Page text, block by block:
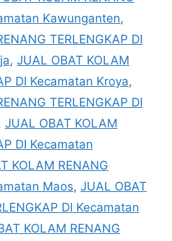
Kawunganten,
TERLENGKAP DI
, JUAL OBAT KOLAM
DI Kecamatan Kroya,
TERLENGKAP DI
, JUAL OBAT KOLAM
DI Kecamatan
KOLAM RENANG
Maos, JUAL OBAT
DI Kecamatan
KOLAM RENANG